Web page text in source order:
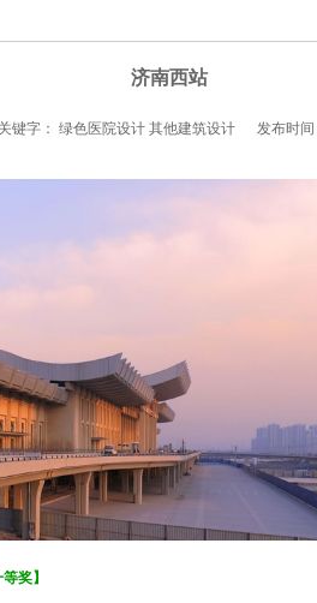
济南西站
关键字： 绿色医院设计 其他建筑设计 发布时
奖】